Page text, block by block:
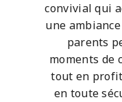
convivial qui
une
parents
moments de
tout en
en toute